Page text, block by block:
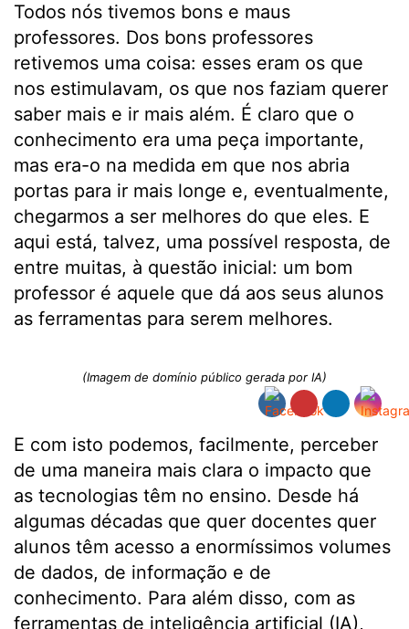
Todos nós tivemos bons e maus
professores. Dos bons professores
retivemos uma coisa: esses eram os que
nos estimulavam, os que nos faziam querer
saber mais e ir mais além. É claro que o
conhecimento era uma peça importante,
mas era-o na medida em que nos abria
portas para ir mais longe e, eventualmente,
chegarmos a ser melhores do que eles. E
aqui está, talvez, uma possível resposta, de
entre muitas, à questão inicial: um bom
professor é aquele que dá aos seus alunos
as ferramentas para serem melhores.
(Imagem de domínio público gerada por IA)
E com isto podemos, facilmente, perceber
de uma maneira mais clara o impacto que
as tecnologias têm no ensino. Desde há
algumas décadas que quer docentes quer
alunos têm acesso a enormíssimos volumes
de dados, de informação e de
conhecimento. Para além disso, com as
ferramentas de inteligência artificial (IA),